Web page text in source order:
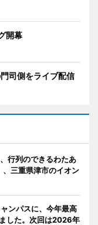
開幕
司側をライブ配信
行列のできるわたあ
三重県津市のイオン
ンパスに、今年最高
した。次回は2026年